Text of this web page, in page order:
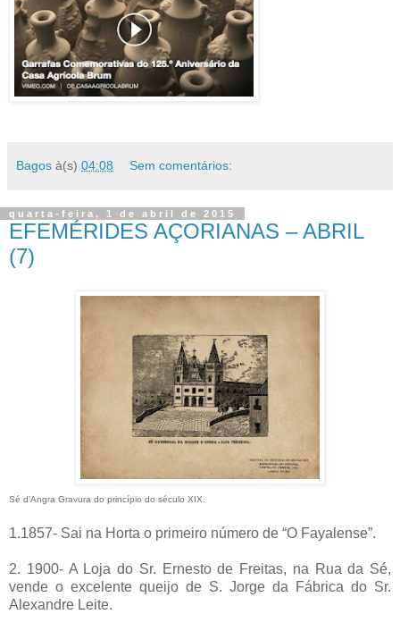
Bagos à(s) 04:08 Sem comentários:
quarta-feira, 1 de abril de 2015
EFEMÉRIDES AÇORIANAS – ABRIL
(7)
Sé d’Angra Gravura do princípio do século XIX.
1.1857- Sai na Horta o primeiro número de “O Fayalense”.
2. 1900- A Loja do Sr. Ernesto de Freitas, na Rua da Sé,
vende o excelente queijo de S. Jorge da Fábrica do Sr.
Alexandre Leite.